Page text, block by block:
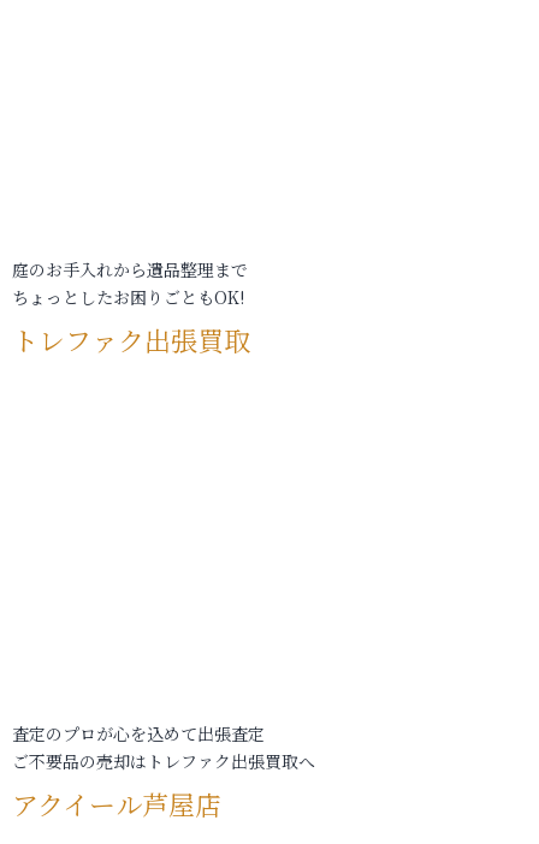
庭のお手入れから遺品整理まで
ちょっとしたお困りごともOK!
トレファク出張買取
査定のプロが心を込めて出張査定
ご不要品の売却はトレファク出張買取へ
アクイール芦屋店